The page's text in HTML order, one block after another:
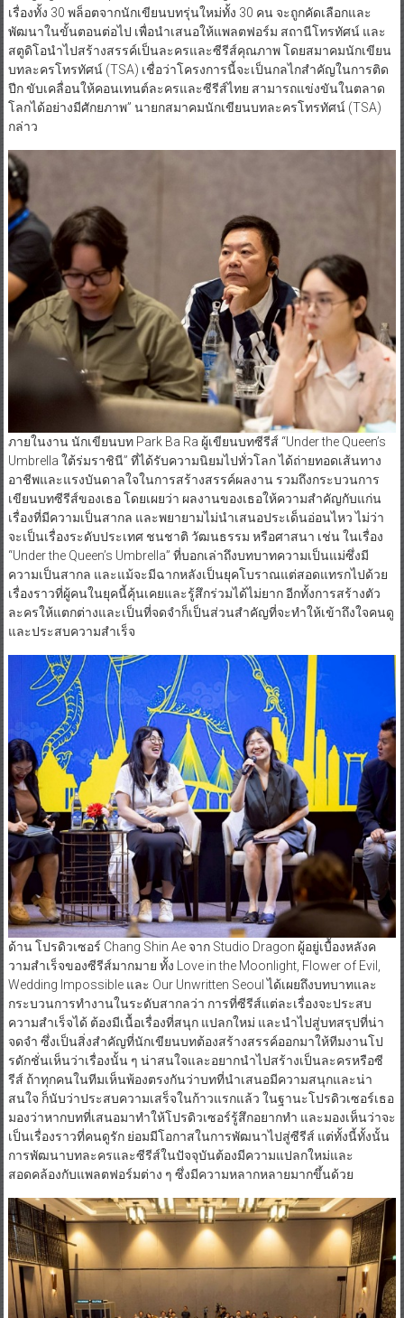
เรื่องทั้ง 30 พล็อตจากนักเขียนบทรุ่นใหม่ทั้ง 30 คน จะถูกคัดเลือกและ
พัฒนาในขั้นตอนต่อไป เพื่อนําเสนอให้แพลตฟอร์ม สถานีโทรทัศน์ และ
สตูดิโอนำไปสร้างสรรค์เป็นละครและซีรีส์คุณภาพ โดยสมาคมนักเขียน
บทละครโทรทัศน์ (TSA) เชื่อว่าโครงการนี้จะเป็นกลไกสำคัญในการติด
ปีก ขับเคลื่อนให้คอนเทนต์ละครและซีรีส์ไทย สามารถแข่งขันในตลาด
โลกได้อย่างมีศักยภาพ” นายกสมาคมนักเขียนบทละครโทรทัศน์ (TSA)
กล่าว
ภายในงาน นักเขียนบท Park Ba Ra ผู้เขียนบทซีรีส์ “Under the Queen’s
Umbrella ใต้ร่มราชินี” ที่ได้รับความนิยมไปทั่วโลก ได้ถ่ายทอดเส้นทาง
อาชีพและแรงบันดาลใจในการสร้างสรรค์ผลงาน รวมถึงกระบวนการ
เขียนบทซีรีส์ของเธอ โดยเผยว่า ผลงานของเธอให้ความสำคัญกับแก่น
เรื่องที่มีความเป็นสากล และพยายามไม่นำเสนอประเด็นอ่อนไหว ไม่ว่า
จะเป็นเรื่องระดับประเทศ ชนชาติ วัฒนธรรม หรือศาสนา เช่น ในเรื่อง
“Under the Queen’s Umbrella” ที่บอกเล่าถึงบทบาทความเป็นแม่ซึ่งมี
ความเป็นสากล และแม้จะมีฉากหลังเป็นยุคโบราณแต่สอดแทรกไปด้วย
เรื่องราวที่ผู้คนในยุคนี้คุ้นเคยและรู้สึกร่วมได้ไม่ยาก อีกทั้งการสร้างตัว
ละครให้แตกต่างและเป็นที่จดจำก็เป็นส่วนสำคัญที่จะทำให้เข้าถึงใจคนดู
และประสบความสำเร็จ
ด้าน โปรดิวเซอร์ Chang Shin Ae จาก Studio Dragon ผู้อยู่เบื้องหลังค
วามสำเร็จของซีรีส์มากมาย ทั้ง Love in the Moonlight, Flower of Evil,
Wedding Impossible และ Our Unwritten Seoul ได้เผยถึงบทบาทและ
กระบวนการทำงานในระดับสากลว่า การที่ซีรีส์แต่ละเรื่องจะประสบ
ความสำเร็จได้ ต้องมีเนื้อเรื่องที่สนุก แปลกใหม่ และนำไปสู่บทสรุปที่น่า
จดจำ ซึ่งเป็นสิ่งสำคัญที่นักเขียนบทต้องสร้างสรรค์ออกมาให้ทีมงานโป
รดักชั่นเห็นว่าเรื่องนั้น ๆ น่าสนใจและอยากนำไปสร้างเป็นละครหรือซี
รีส์ ถ้าทุกคนในทีมเห็นพ้องตรงกันว่าบทที่นำเสนอมีความสนุกและน่า
สนใจ ก็นับว่าประสบความเสร็จในก้าวแรกแล้ว ในฐานะโปรดิวเซอร์เธอ
มองว่าหากบทที่เสนอมาทำให้โปรดิวเซอร์รู้สึกอยากทำ และมองเห็นว่าจะ
เป็นเรื่องราวที่คนดูรัก ย่อมมีโอกาสในการพัฒนาไปสู่ซีรีส์ แต่ทั้งนี้ทั้งนั้น
การพัฒนาบทละครและซีรีส์ในปัจจุบันต้องมีความแปลกใหม่และ
สอดคล้องกับแพลตฟอร์มต่าง ๆ ซึ่งมีความหลากหลายมากขึ้นด้วย